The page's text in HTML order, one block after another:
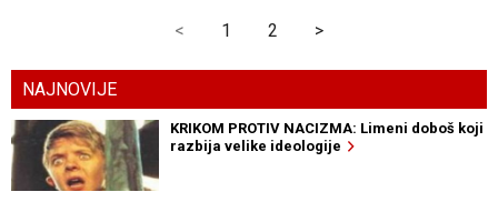
< 1 2 >
NAJNOVIJE
KRIKOM PROTIV NACIZMA: Limeni doboš koji
razbija velike ideologije